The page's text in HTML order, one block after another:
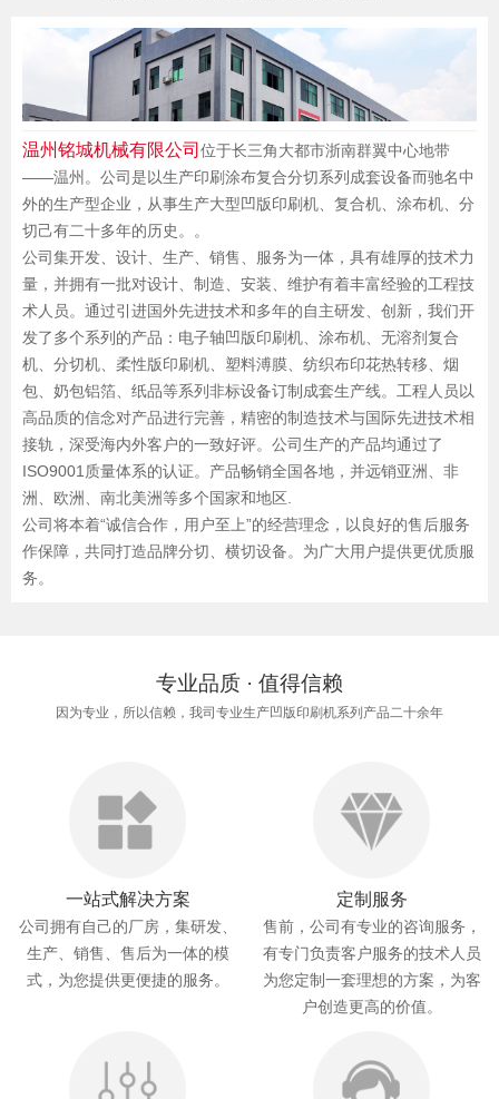
温州铭城机械有限公司 位于长三角大都市浙南群翼中心地带
——温州。公司是以生产印刷涂布复合分切系列成套设备而驰名中
外的生产型企业，从事生产大型凹版印刷机、复合机、涂布机、分
切己有二十多年的历史。。
公司集开发、设计、生产、销售、服务为一体，具有雄厚的技术力
量，并拥有一批对设计、制造、安装、维护有着丰富经验的工程技
术人员。通过引进国外先进技术和多年的自主研发、创新，我们开
发了多个系列的产品：电子轴凹版印刷机、涂布机、无溶剂复合
机、分切机、柔性版印刷机、塑料溥膜、纺织布印花热转移、烟
包、奶包铝箔、纸品等系列非标设备订制成套生产线。工程人员以
高品质的信念对产品进行完善，精密的制造技术与国际先进技术相
接轨，深受海内外客户的一致好评。公司生产的产品均通过了
ISO9001质量体系的认证。产品畅销全国各地，并远销亚洲、非
洲、欧洲、南北美洲等多个国家和地区.
公司将本着“诚信合作，用户至上”的经营理念，以良好的售后服务
作保障，共同打造品牌分切、横切设备。为广大用户提供更优质服
务。
专业品质 · 值得信赖
因为专业，所以信赖，我司专业生产凹版印刷机系列产品二十余年
一站式解决方案
公司拥有自己的厂房，集研发、
生产、销售、售后为一体的模
式，为您提供更便捷的服务。
定制服务
售前，公司有专业的咨询服务，
有专门负责客户服务的技术人员
为您定制一套理想的方案，为客
户创造更高的价值。